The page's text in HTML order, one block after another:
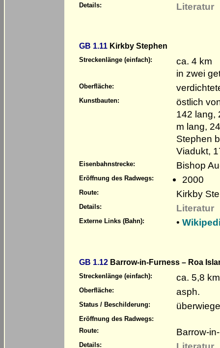
Details: Literatur
GB 1.11 Kirkby Stephen
Streckenlänge (einfach):
ca. 4 km
in zwei
Oberfläche:
Kunstbauten:
östlich
142 lang,
m lang,
Stephen
Viadukt,
Eisenbahnstrecke: Bishop
Eröffnung des Radwegs: 2000
Route: Kirkby
Details: Literatur
Externe Links (Bahn): •
GB 1.12 Barrow-in-Furness – Roa
Streckenlänge (einfach): ca. 5,8 km
Oberfläche: asph.
Status / Beschilderung:
Eröffnung des Radwegs:
Route:
Barrow-
Details: